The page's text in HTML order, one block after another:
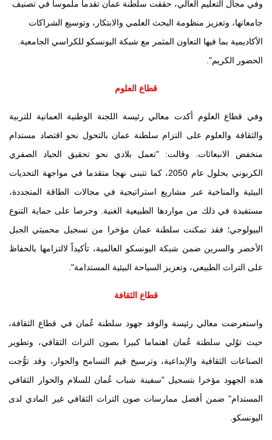
وفي مجال التعليم العالي، حققت سلطنة عمان تقدما ملموسا في تصنيف
جامعاتها، وتعزيز منظومة البحث العلمي والابتكار، وتوسيع الشراكات
الأكاديمية بما فيها التعاون المثمر مع شبكة اليونسكو للكراسي الجامعية.
الحضور الكريم".
قطاع العلوم
وفي قطاع العلوم أكدت معالي رئيسة اللجنة الوطنية العمانية للتربية
والثقافة والعلوم على التزام سلطنة عمان بالتحول نحو اقتصاد مستدام
منخفض الانبعاثات. وقالت: "تعمل بلادي نحو تحقيق الحياد الصفري
الكربوني بحلول عام 2050، كما تتبنى نهجا متقدما في مواجهة التحديات
البيئية والمناخية عبر مشاريع استراتيجية في مجالات الطاقة المتجددة،
مستفيدة في ذلك من مواردها الطبيعية الغنية. وحرصا على حماية التنوع
البيولوجي؛ فقد تمكنت سلطنة عمان مؤخرا من تسجيل محميتي الجبل
الأخضر والسرين ضمن شبكة اليونسكو العالمية، تأكيداً لالتزامها بالحفاظ
على التراث الطبيعي، وتعزيز السياحة البيئية المستدامة".
قطاع الثقافة
واستعرضت معالي رئيسة والوفد جهود سلطنة عُمان في قطاع الثقافة،
حيث توُلي سلطنة عُمان اهتماما كبيرا بصون التراث الثقافي، وتطوير
الصناعات الثقافية والإبداعية، وترسيخ قيم التسامح والحوار، وقد توُّجت
هذه الجهود مؤخرا بتسجيل "سفينة شباب عُمان للسلام والحوار الثقافي
المستدام" ضمن أفضل ممارسات صون التراث الثقافي غير المادي لدى
اليونسكو.